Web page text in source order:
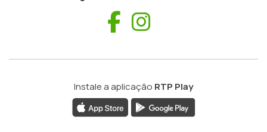
Facebook
Instale a aplicação RTP Play